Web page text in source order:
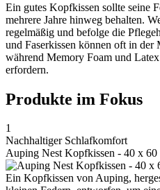
Ein gutes Kopfkissen sollte seine
mehrere Jahre hinweg behalten.
regelmäßig und befolge die
und Faserkissen können oft in der
während Memory Foam und
erfordern.
Produkte im Fokus
1
Nachhaltiger Schlafkomfort
Auping Nest Kopfkissen - 40 x 60
Ein Kopfkissen von Auping,